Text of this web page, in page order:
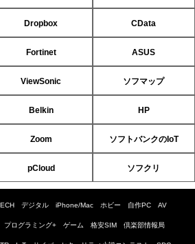
Dropbox CData
Fortinet ASUS
ViewSonic ソフマップ
Belkin HP
Zoom ソフトバンクのIoT
pCloud ソフクリ
デジタル iPhone/Mac ホビー 自作PC AV
プログラミング+ ゲーム 格安SIM 倶楽部情報局